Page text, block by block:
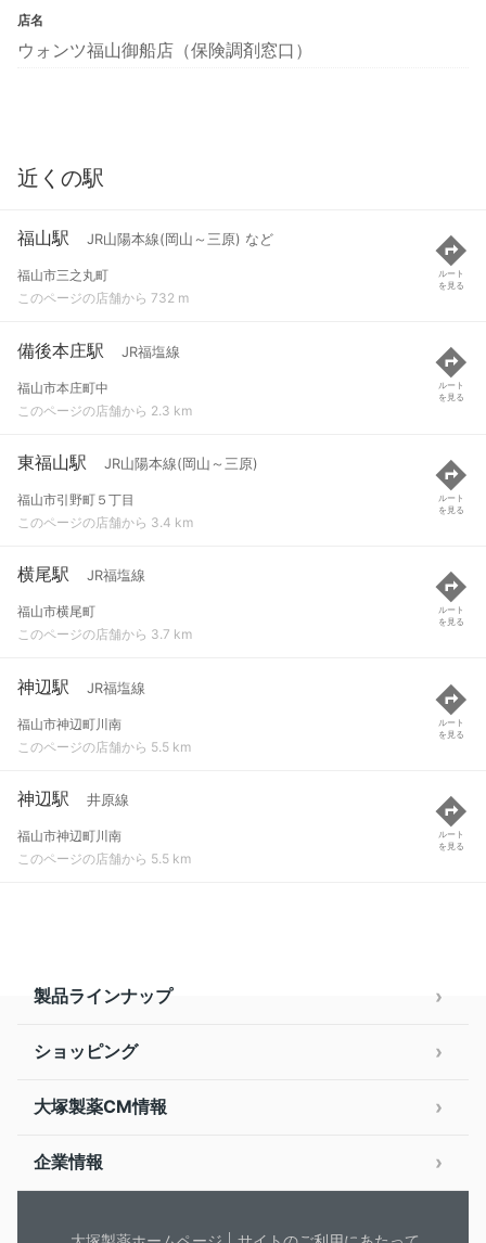
店名
ウォンツ福山御船店（保険調剤窓口）
近くの駅
福山駅 JR山陽本線(岡山～三原) など
福山市三之丸町
このページの店舗から 732 m
ルート
を見る
備後本庄駅 JR福塩線
福山市本庄町中
このページの店舗から 2.3 km
ルート
を見る
東福山駅 JR山陽本線(岡山～三原)
福山市引野町５丁目
このページの店舗から 3.4 km
ルート
を見る
横尾駅 JR福塩線
福山市横尾町
このページの店舗から 3.7 km
ルート
を見る
神辺駅 JR福塩線
福山市神辺町川南
このページの店舗から 5.5 km
ルート
を見る
神辺駅 井原線
福山市神辺町川南
このページの店舗から 5.5 km
ルート
を見る
製品ラインナップ
ショッピング
大塚製薬CM情報
企業情報